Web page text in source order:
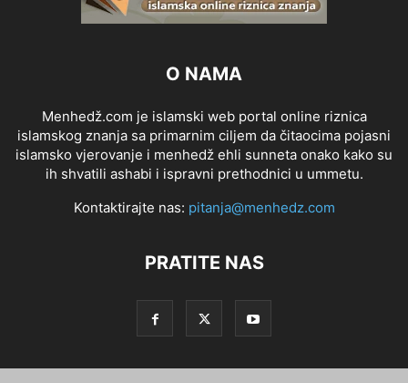
O NAMA
Menhedž.com je islamski web portal online riznica
islamskog znanja sa primarnim ciljem da čitaocima pojasni
islamsko vjerovanje i menhedž ehli sunneta onako kako su
ih shvatili ashabi i ispravni prethodnici u ummetu.
Kontaktirajte nas: pitanja@menhedz.com
PRATITE NAS